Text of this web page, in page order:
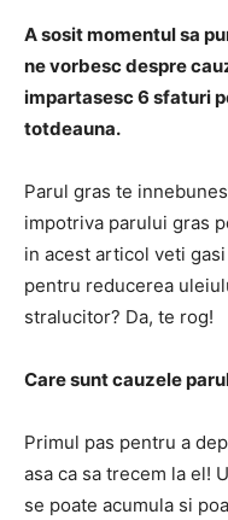
A sosit momentul sa
ne vorbesc despre
impartasesc 6 sfaturi
totdeauna.
Parul gras te
impotriva parului gras
in acest articol veti
pentru reducerea
stralucitor? Da, te rog!
Care sunt cauzele
Primul pas pentru a
asa ca sa trecem la el!
se poate acumula si